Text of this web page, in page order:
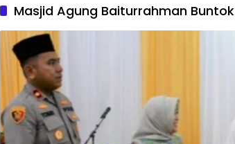
Masjid Agung Baiturrahman Buntok